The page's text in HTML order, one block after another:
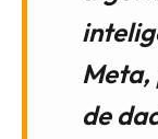
Meta,
de